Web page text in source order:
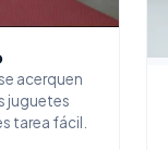
acerquen
juguetes
tarea fácil.